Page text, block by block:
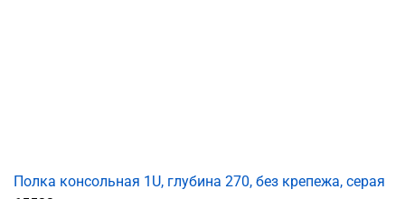
Полка консольная 1U, глубина 270, без крепежа, серая